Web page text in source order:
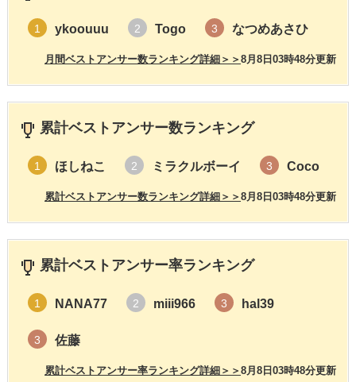
1 ykoouuu 2 Togo 3 なつめあさひ
8月8日03時48分更新
月間ベストアンサー数ランキング詳細＞＞
累計ベストアンサー数ランキング
1 ほしねこ 2 ミラクルボーイ 3 Coco
8月8日03時48分更新
累計ベストアンサー数ランキング詳細＞＞
累計ベストアンサー率ランキング
1 NANA77 2 miii966 3 hal39
3 佐藤
8月8日03時48分更新
累計ベストアンサー率ランキング詳細＞＞